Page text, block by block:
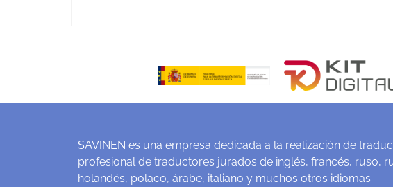
SAVINEN es una empresa dedicada a la realización de
profesional de traductores jurados de inglés, francés, ruso,
holandés, polaco, árabe, italiano y muchos otros idiomas